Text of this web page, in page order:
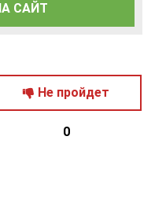
САЙТ
Не пройдет
0